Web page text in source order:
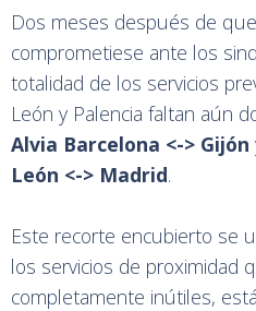
Dos meses después de
comprometiese ante los
totalidad de los servicios
León y Palencia faltan aún
Alvia Barcelona <-> Gijón
León <-> Madrid.
Este recorte encubierto se
los servicios de proximidad
completamente inútiles,